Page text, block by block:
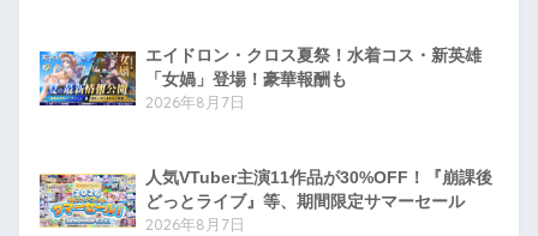
エイドロン・クロス夏祭！水着コス・新英雄
「女媧」登場！豪華報酬も
2026年8月7日
人気VTuber主演11作品が30%OFF！『崩課後
どっとライブ』等、期間限定サマーセール
2026年8月7日